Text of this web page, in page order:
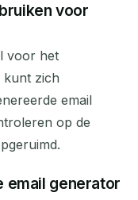
voor
voor het
kunt zich
email
op de
email generator